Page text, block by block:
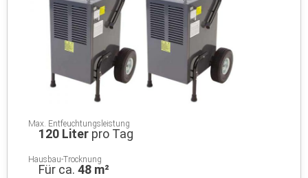
Max. Entfeuchtungsleistung
120 Liter pro Tag
Hausbau-Trocknung
Für ca. 48 m²